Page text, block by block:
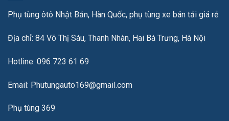
Phụ tùng ôtô Nhật Bản, Hàn Quốc, phụ tùng xe bán tải giá rẻ
Địa chỉ: 84 Võ Thị Sáu, Thanh Nhàn, Hai Bà Trưng, Hà Nội
Hotline: 096 723 61 69
Email: Phutungauto169@gmail.com
Phụ tùng 369